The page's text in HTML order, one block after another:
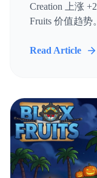
Creation 上涨
Fruits 价值趋势。
Read Article